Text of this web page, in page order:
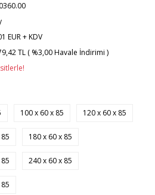
EUR + KDV
TL ( %3,00 Havale İndirimi )
100 x 60 x 85 120 x 60 x 85
180 x 60 x 85
240 x 60 x 85